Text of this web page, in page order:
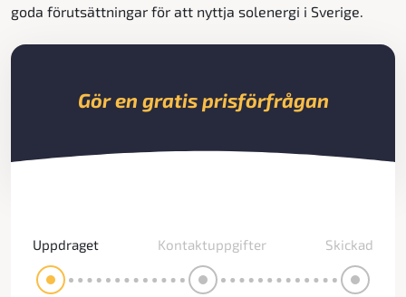
goda förutsättningar för att nyttja solenergi i Sverige.
Gör en gratis prisförfrågan
Uppdraget Kontaktuppgifter Skickad